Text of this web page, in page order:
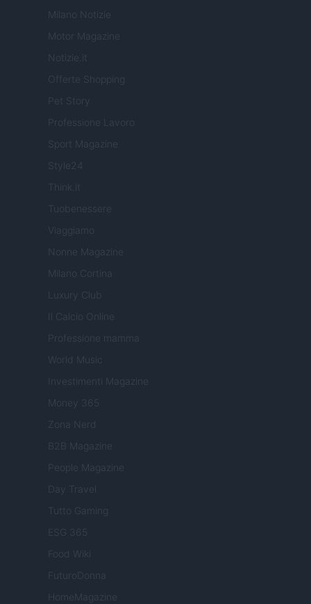
Milano Notizie
Motor Magazine
Notizie.it
Offerte Shopping
Pet Story
Professione Lavoro
Sport Magazine
Style24
Tuobenessere
Viaggiamo
Nonne Magazine
Milano Cortina
Luxury Club
Il Calcio Online
Professione mamma
World Music
Investimenti Magazine
Money 365
Zona Nerd
B2B Magazine
People Magazine
Day Travel
Tutto Gaming
ESG 365
Food Wiki
FuturoDonna
HomeMagazine